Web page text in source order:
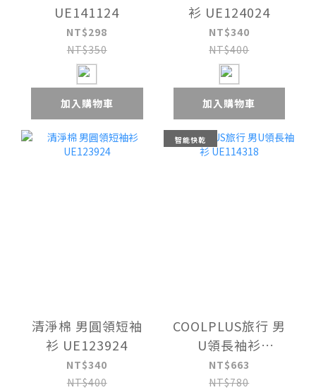
UE141124
NT$298
NT$350
加入購物車
衫 UE124024
NT$340
NT$400
加入購物車
清淨棉 男圓領短袖
衫 UE123924
NT$340
NT$400
智能快乾
COOLPLUS旅行 男
U領長袖衫
UE114318
NT$663
NT$780